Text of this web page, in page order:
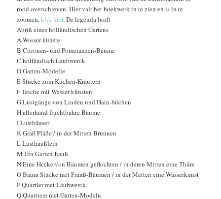
rood overschreven. Hier valt het boekwerk in te zien en is in te
zoomen,klik hier. De legenda luidt
Abriß eines holländischen Gartens
A Wasser-künste
B Citronen- und Pomeranzen-Bäume
C holländisch Laubwerck
D Garten-Modelle
E Stücke zum Küchen-Kräutern
F Teiche mit Wasser-künsten
G Lustgänge von Linden und Hain-büchen
H allerhand fruchtbahre Bäume
I Lusthäuser
K Graß Pläße / in der Mitten Brunnen
L Lusthäußlein
M Ein Garten-hauß
N Eine Hecke von Bäumen geflochten / in deren Mitten eine Thüre
O Baum Stücke met Franß-Bäumen / in der Metten eine Wasserkunst
P Quartier met Laubwerck
Q Quartiere met Garten-Modeln